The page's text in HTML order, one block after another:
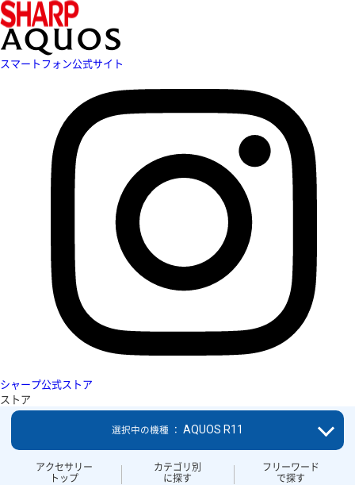
スマートフォン公式サイト
シャープ公式ストア
ストア
アクセサリー
トップ
カテゴリ別
に探す
フリーワード
で探す
選択中の機種 ： AQUOS R11